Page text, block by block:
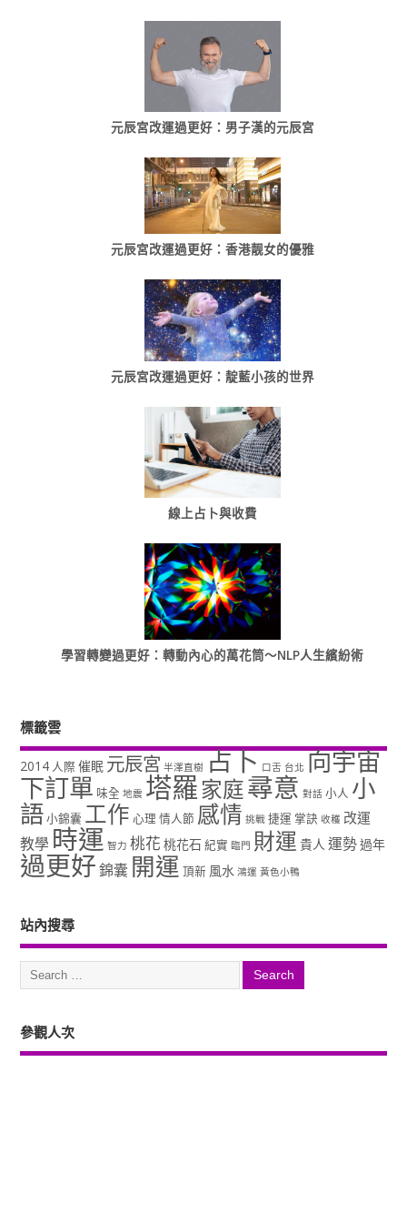
元辰宮改運過更好：男子漢的元辰宮
元辰宮改運過更好：香港靓女的優雅
元辰宮改運過更好：靛藍小孩的世界
線上占卜與收費
學習轉變過更好：轉動內心的萬花筒～NLP人生繽紛術
標籤雲
2014 人際 催眠 元辰宮 半澤直樹 占卜 口舌 台北 向宇宙
下訂單 味全 地震 塔羅家庭尋意 對話 小人 小
語小錦囊 工作 心理 情人節 感情 挑戰 捷運 掌訣 收穫 改運
教學 時運 智力 桃花 桃花石 紀實 臨門 財運 貴人 運勢過年
過更好錦囊 開運 頂新 風水 鴻運 黃色小鴨
站內搜尋
參觀人次